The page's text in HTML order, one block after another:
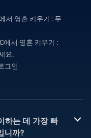
서 영혼 키우기 : 두
에서 영혼 키우기 :
요.
그인
하는 데 가장 빠
니까?